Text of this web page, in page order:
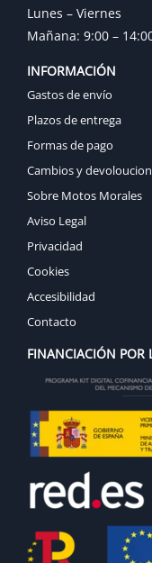
Lunes – Viernes
Mañana: 9:00 –
INFORMACIÓN
Gastos de envío
Plazos de entrega
Formas de pago
Cambios y
Sobre Motos Morales
Aviso Legal
Privacidad
Cookies
Accesibilidad
Contacto
FINANCIACIÓN POR